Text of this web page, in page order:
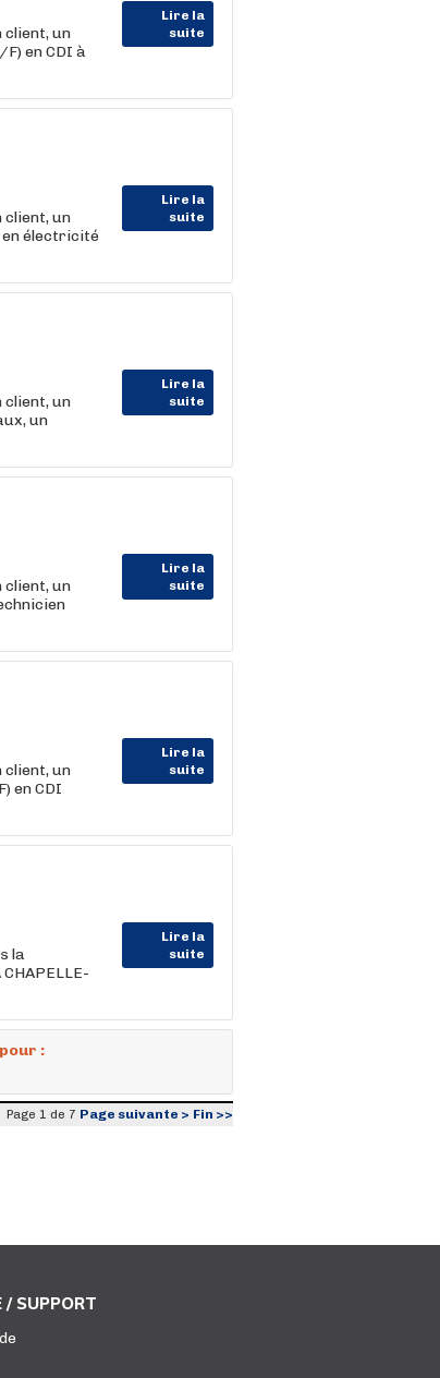
Lire la
suite
client, un
en CDI à
Lire la
suite
client, un
en électricité
Lire la
suite
client, un
un
Lire la
suite
client, un
Lire la
suite
client, un
en CDI
Lire la
suite
la
:
Page 1 de 7 Page suivante > Fin >>
/ SUPPORT